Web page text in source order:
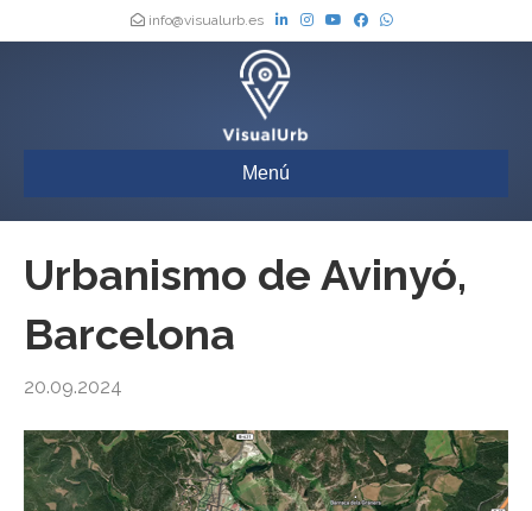
info@visualurb.es
Menú
Urbanismo de Avinyó,
Barcelona
20.09.2024